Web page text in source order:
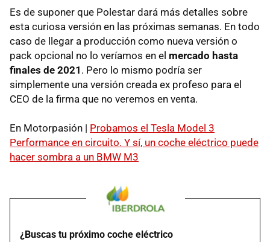
Es de suponer que Polestar dará más detalles sobre
esta curiosa versión en las próximas semanas. En todo
caso de llegar a producción como nueva versión o
pack opcional no lo veríamos en el mercado hasta
finales de 2021 . Pero lo mismo podría ser
simplemente una versión creada ex profeso para el
CEO de la firma que no veremos en venta.
En Motorpasión | Probamos el Tesla Model 3
Performance en circuito. Y sí, un coche eléctrico puede
hacer sombra a un BMW M3
¿Buscas tu próximo coche eléctrico